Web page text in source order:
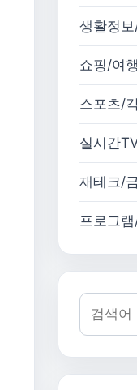
생활정
쇼핑/여
스포츠/
실시간
재테크/
프로그
검색어: